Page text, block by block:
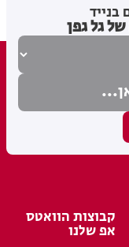
גל גפן
קבוצות הוואטס
אפ שלנו